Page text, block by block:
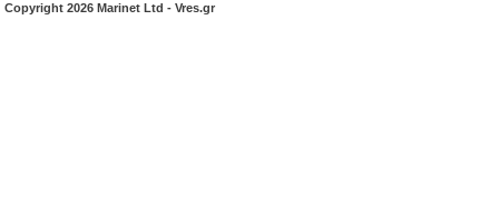
Copyright 2026 Marinet Ltd - Vres.gr